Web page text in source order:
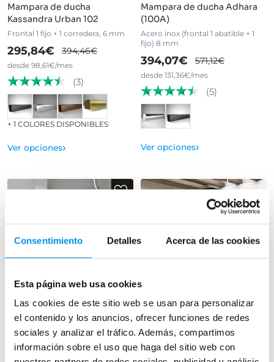
Consentimiento Detalles Acerca de las cookies
Esta página web usa cookies
Las cookies de este sitio web se usan para personalizar
el contenido y los anuncios, ofrecer funciones de redes
sociales y analizar el tráfico. Además, compartimos
información sobre el uso que haga del sitio web con
Mampara de ducha
Kassandra Urban 102
Frontal 1 fijo + 1 corredera, 6 mm
295,84€ 394,46€
desde 98,61€/mes
(3)
+ 1 COLORES DISPONIBLES
Ver opciones›
Mampara de ducha Adhara
(100A)
Acero inox (frontal 1 abatible + 1
fijo) 8 mm
394,07€ 571,12€
desde 131,36€/mes
(5)
Ver opciones›
39%
Mampara plegable Spacious
Cromo (Frontal 2 hojas plegables)
6 mm
Mampara de ducha Emma
perfilería negra
Angular (1 fijo + 1 corredera +